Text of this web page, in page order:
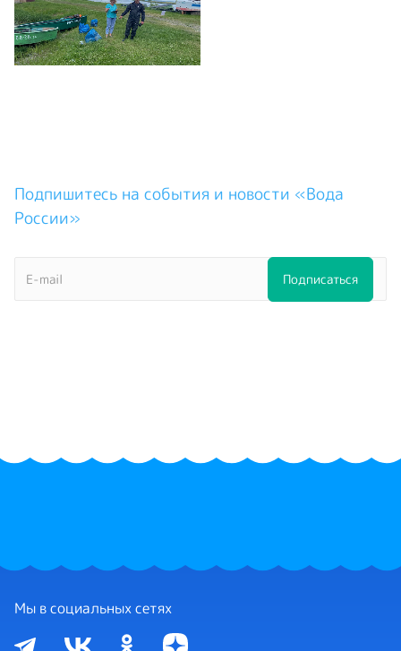
Подпишитесь на события и новости «Вода
России»
Мы в социальных сетях